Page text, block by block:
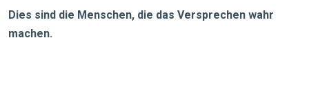
Dies sind die Menschen, die das Versprechen wahr
machen.